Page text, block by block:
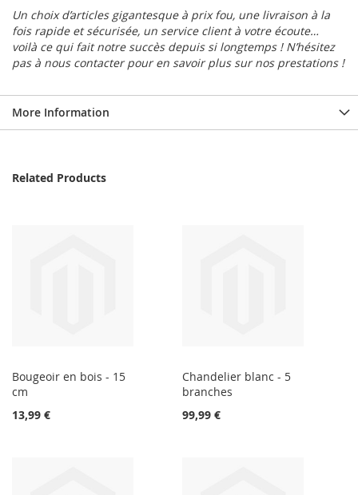
Un choix d’articles gigantesque à prix fou, une livraison à la
fois rapide et sécurisée, un service client à votre écoute…
voilà ce qui fait notre succès depuis si longtemps ! N’hésitez
pas à nous contacter pour en savoir plus sur nos prestations !
More Information
Related Products
Bougeoir en bois - 15
cm
13,99 €
Chandelier blanc - 5
branches
99,99 €